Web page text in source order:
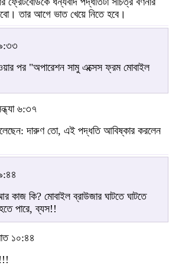
তার আগে ভাত খেয়ে নিতে হবে।
পর "অপারেশন সামু এক্সেস ফ্রম মোবাইল
৬:৩৭
দারুণ তো, এই পদ্ধতি আবিষ্কার করলেন
কাজ কি? মোবাইল ব্রাউজার ঘাটতে ঘাটতে
পারে, ব্যস!!
১০:৪৪